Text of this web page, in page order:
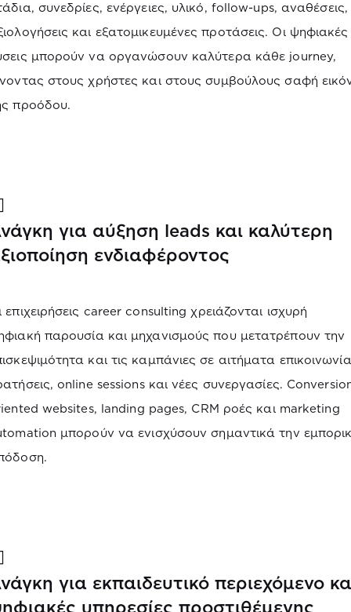
συνεδρίες, ενέργειες, υλικό, follow-ups, αναθέσεις,
και εξατομικευμένες προτάσεις. Οι ψηφιακές
μπορούν να οργανώσουν καλύτερα κάθε journey,
στους χρήστες και στους συμβούλους σαφή
προόδου.
για αύξηση leads και καλύτερη
ενδιαφέροντος
επιχειρήσεις career consulting χρειάζονται ισχυρή
παρουσία και μηχανισμούς που μετατρέπουν την
και τις καμπάνιες σε αιτήματα
online sessions και νέες συνεργασίες.
websites, landing pages, CRM ροές και marketing
μπορούν να ενισχύσουν σημαντικά την
για εκπαιδευτικό περιεχόμενο